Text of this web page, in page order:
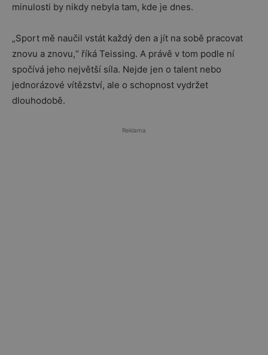
minulosti by nikdy nebyla tam, kde je dnes.
„Sport mě naučil vstát každý den a jít na sobě pracovat
znovu a znovu,“ říká Teissing. A právě v tom podle ní
spočívá jeho největší síla. Nejde jen o talent nebo
jednorázové vítězství, ale o schopnost vydržet
dlouhodobě.
Reklama